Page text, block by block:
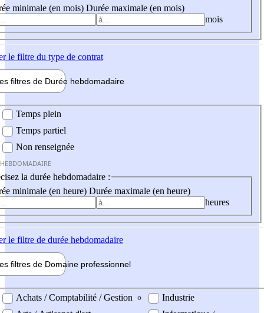
minimale (en mois) Durée maximale (en mois)
mois
le filtre du type de contrat
filtres de Durée hebdomadaire
Temps plein
Temps partiel
Non renseignée
la durée hebdomadaire :
minimale (en heure) Durée maximale (en heure)
heures
le filtre de durée hebdomadaire
filtres de Domaine professionnel
professionel
Achats / Comptabilité / Gestion
Industrie